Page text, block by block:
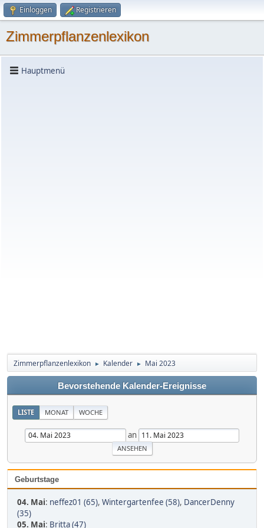
Einloggen Registrieren
Zimmerpflanzenlexikon
Hauptmenü
Zimmerpflanzenlexikon ► Kalender ► Mai 2023
Bevorstehende Kalender-Ereignisse
LISTE MONAT WOCHE
an
Geburtstage
04. Mai: neffez01 (65), Wintergartenfee (58), DancerDenny
(35)
05. Mai: Britta (47)